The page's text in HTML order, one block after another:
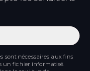
sont nécessaires aux fins
un fichier informatisé.